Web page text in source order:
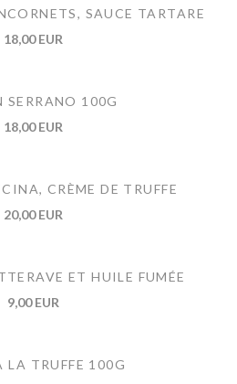
SAUCE TARTARE
18,00 EUR
SERRANO 100G
18,00 EUR
CRÈME DE TRUFFE
20,00 EUR
ET HUILE FUMÉE
9,00 EUR
LA TRUFFE 100G